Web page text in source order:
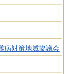
病対策地域協議会